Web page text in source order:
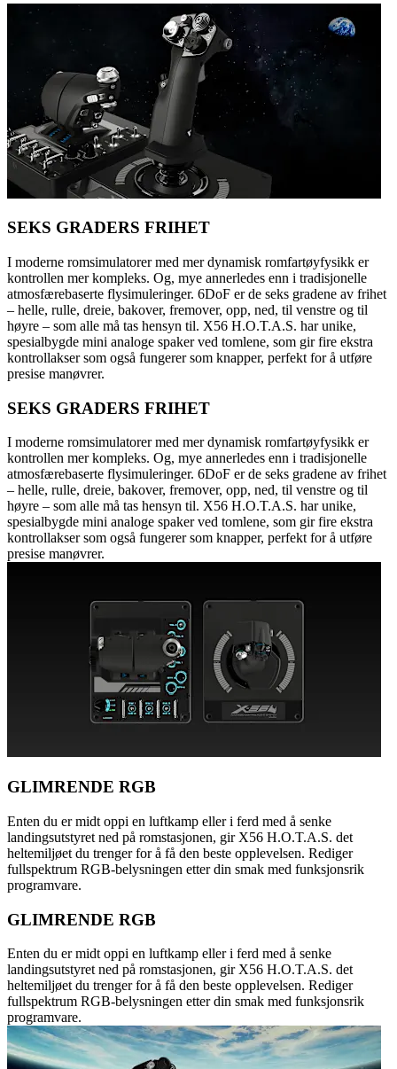
SEKS GRADERS FRIHET
I moderne romsimulatorer med mer dynamisk romfartøyfysikk er
kontrollen mer kompleks. Og, mye annerledes enn i tradisjonelle
atmosfærebaserte flysimuleringer. 6DoF er de seks gradene av frihet
– helle, rulle, dreie, bakover, fremover, opp, ned, til venstre og til
høyre – som alle må tas hensyn til. X56 H.O.T.A.S. har unike,
spesialbygde mini analoge spaker ved tomlene, som gir fire ekstra
kontrollakser som også fungerer som knapper, perfekt for å utføre
presise manøvrer.
SEKS GRADERS FRIHET
I moderne romsimulatorer med mer dynamisk romfartøyfysikk er
kontrollen mer kompleks. Og, mye annerledes enn i tradisjonelle
atmosfærebaserte flysimuleringer. 6DoF er de seks gradene av frihet
– helle, rulle, dreie, bakover, fremover, opp, ned, til venstre og til
høyre – som alle må tas hensyn til. X56 H.O.T.A.S. har unike,
spesialbygde mini analoge spaker ved tomlene, som gir fire ekstra
kontrollakser som også fungerer som knapper, perfekt for å utføre
presise manøvrer.
GLIMRENDE RGB
Enten du er midt oppi en luftkamp eller i ferd med å senke
landingsutstyret ned på romstasjonen, gir X56 H.O.T.A.S. det
heltemiljøet du trenger for å få den beste opplevelsen. Rediger
fullspektrum RGB-belysningen etter din smak med funksjonsrik
programvare.
GLIMRENDE RGB
Enten du er midt oppi en luftkamp eller i ferd med å senke
landingsutstyret ned på romstasjonen, gir X56 H.O.T.A.S. det
heltemiljøet du trenger for å få den beste opplevelsen. Rediger
fullspektrum RGB-belysningen etter din smak med funksjonsrik
programvare.